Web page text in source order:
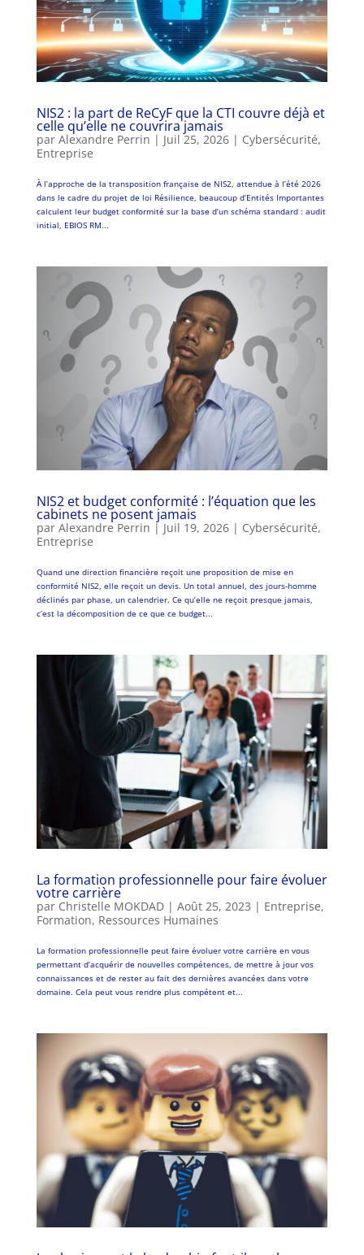
NIS2 : la part de ReCyF que la CTI couvre déjà et
celle qu’elle ne couvrira jamais
par Alexandre Perrin | Juil 25, 2026| Cybersécurité,
Entreprise
À l’approche de la transposition française de NIS2, attendue à l’été 2026
dans le cadre du projet de loi Résilience, beaucoup d’Entités Importantes
calculent leur budget conformité sur la base d’un schéma standard : audit
initial, EBIOS RM...
NIS2 et budget conformité : l’équation que les
cabinets ne posent jamais
par Alexandre Perrin | Juil 19, 2026| Cybersécurité,
Entreprise
Quand une direction financière reçoit une proposition de mise en
conformité NIS2, elle reçoit un devis. Un total annuel, des jours-homme
déclinés par phase, un calendrier. Ce qu’elle ne reçoit presque jamais,
c’est la décomposition de ce que ce budget...
La formation professionnelle pour faire évoluer
votre carrière
par Christelle MOKDAD| Août 25, 2023 | Entreprise,
Formation, Ressources Humaines
La formation professionnelle peut faire évoluer votre carrière en vous
permettant d’acquérir de nouvelles compétences, de mettre à jour vos
connaissances et de rester au fait des dernières avancées dans votre
domaine. Cela peut vous rendre plus compétent et...